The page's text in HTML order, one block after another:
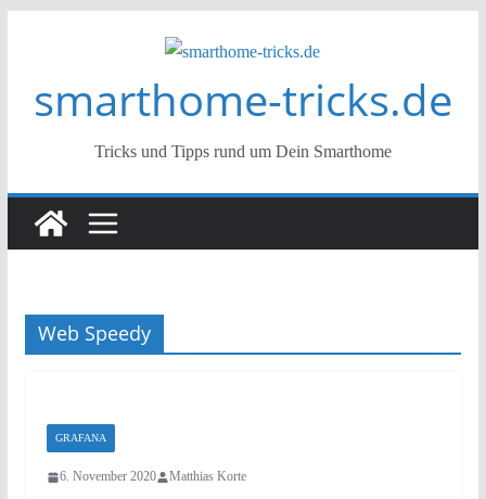
smarthome-tricks.de
Tricks und Tipps rund um Dein Smarthome
Web Speedy
GRAFANA
6. November 2020 Matthias Korte